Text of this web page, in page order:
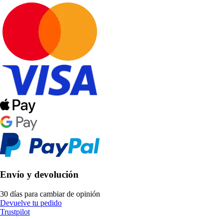
Envío y devolución
30 días para cambiar de opinión
Devuelve tu pedido
Trustpilot